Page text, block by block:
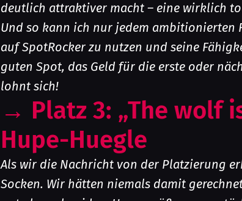
deutlich attraktiver macht – eine wirklich
Und so kann ich nur jedem ambitionierten
auf SpotRocker zu nutzen und seine
guten Spot, das Geld für die erste oder
lohnt sich!
→ Platz 3: „The wolf
Hupe-Huegle
Als wir die Nachricht von der Platzierung
Socken. Wir hätten niemals damit